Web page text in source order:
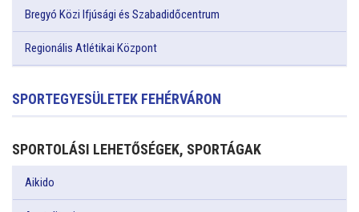
Bregyó Közi Ifjúsági és Szabadidőcentrum
Regionális Atlétikai Központ
SPORTEGYESÜLETEK FEHÉRVÁRON
SPORTOLÁSI LEHETŐSÉGEK, SPORTÁGAK
Aikido